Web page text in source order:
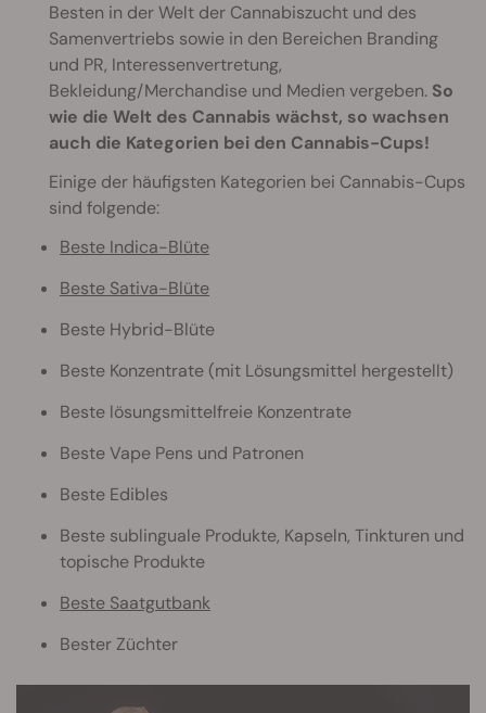
Besten in der Welt der Cannabiszucht und des
Samenvertriebs sowie in den Bereichen Branding
und PR, Interessenvertretung,
Bekleidung/Merchandise und Medien vergeben. So
wie die Welt des Cannabis wächst, so wachsen
auch die Kategorien bei den Cannabis-Cups!
Einige der häufigsten Kategorien bei Cannabis-Cups
sind folgende:
Beste Indica-Blüte
Beste Sativa-Blüte
Beste Hybrid-Blüte
Beste Konzentrate (mit Lösungsmittel hergestellt)
Beste lösungsmittelfreie Konzentrate
Beste Vape Pens und Patronen
Beste Edibles
Beste sublinguale Produkte, Kapseln, Tinkturen und
topische Produkte
Beste Saatgutbank
Bester Züchter